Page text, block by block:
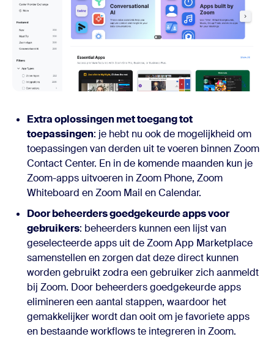
Extra oplossingen met toegang tot
toepassingen: je hebt nu ook de mogelijkheid om
toepassingen van derden uit te voeren binnen Zoom
Contact Center. En in de komende maanden kun je
Zoom-apps uitvoeren in Zoom Phone, Zoom
Whiteboard en Zoom Mail en Calendar.
Door beheerders goedgekeurde apps voor
gebruikers: beheerders kunnen een lijst van
geselecteerde apps uit de Zoom App Marketplace
samenstellen en zorgen dat deze direct kunnen
worden gebruikt zodra een gebruiker zich aanmeldt
bij Zoom. Door beheerders goedgekeurde apps
elimineren een aantal stappen, waardoor het
gemakkelijker wordt dan ooit om je favoriete apps
en bestaande workflows te integreren in Zoom.